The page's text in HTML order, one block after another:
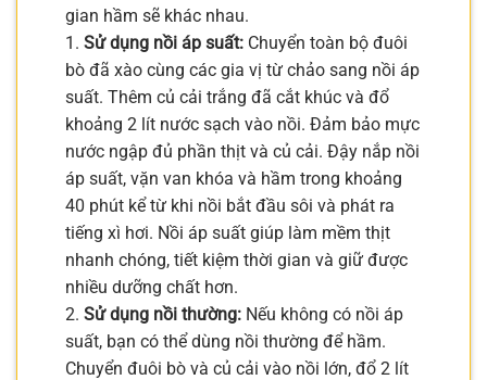
gian hầm sẽ khác nhau.
1. Sử dụng nồi áp suất: Chuyển toàn bộ đuôi
bò đã xào cùng các gia vị từ chảo sang nồi áp
suất. Thêm củ cải trắng đã cắt khúc và đổ
khoảng 2 lít nước sạch vào nồi. Đảm bảo mực
nước ngập đủ phần thịt và củ cải. Đậy nắp nồi
áp suất, vặn van khóa và hầm trong khoảng
40 phút kể từ khi nồi bắt đầu sôi và phát ra
tiếng xì hơi. Nồi áp suất giúp làm mềm thịt
nhanh chóng, tiết kiệm thời gian và giữ được
nhiều dưỡng chất hơn.
2. Sử dụng nồi thường: Nếu không có nồi áp
suất, bạn có thể dùng nồi thường để hầm.
Chuyển đuôi bò và củ cải vào nồi lớn, đổ 2 lít